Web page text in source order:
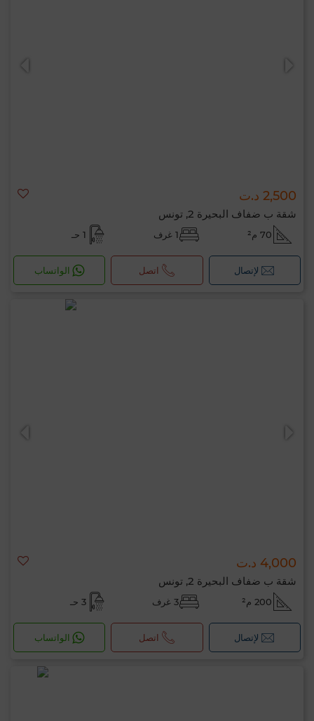
2,500 د.ت
شقة ب ضفاف البحيرة 2, تونس
70 م² 1 غرف 1 حـ
لإتصال اتصل الواتساب
4,000 د.ت
شقة ب ضفاف البحيرة 2, تونس
200 م² 3 غرف 3 حـ
لإتصال اتصل الواتساب